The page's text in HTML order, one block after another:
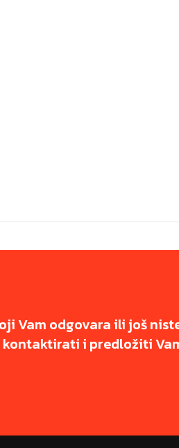
Vam odgovara ili još
i predložiti